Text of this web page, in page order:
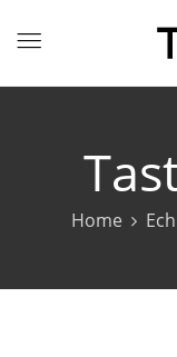
Home